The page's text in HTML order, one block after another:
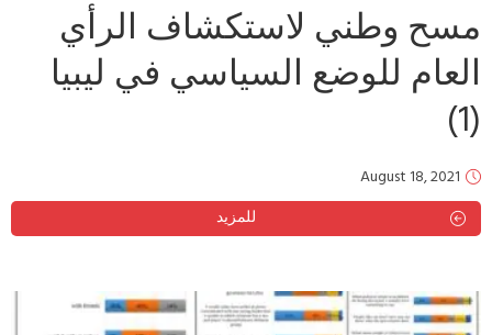
مسح وطني لاستكشاف الرأي
العام للوضع السياسي في ليبيا
(1)
August 18, 2021
للمزيد